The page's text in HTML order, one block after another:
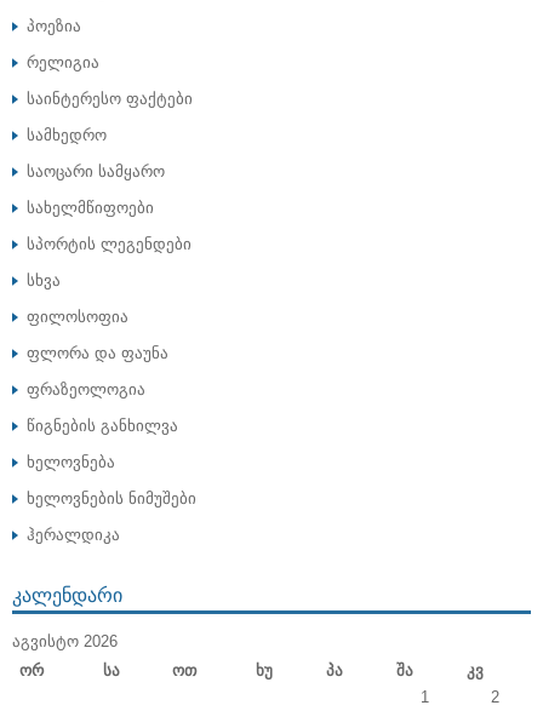
პოეზია
რელიგია
საინტერესო ფაქტები
სამხედრო
საოცარი სამყარო
სახელმწიფოები
სპორტის ლეგენდები
სხვა
ფილოსოფია
ფლორა და ფაუნა
ფრაზეოლოგია
წიგნების განხილვა
ხელოვნება
ხელოვნების ნიმუშები
ჰერალდიკა
ᲙᲐᲚᲔᲜᲓᲐᲠᲘ
ᲐᲒᲕᲘᲡᲢᲝ 2026
Ორ
Სა Ოთ Ხუ Პა Შა
Კვ
1
2